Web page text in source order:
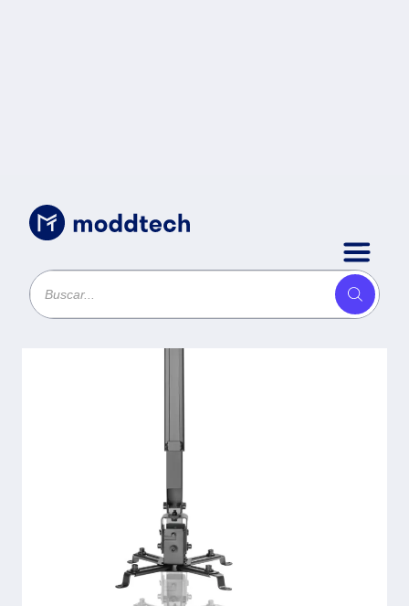
Sin categoría/Soporte de proyector OVPR-
Pared / Techo 430-650MM